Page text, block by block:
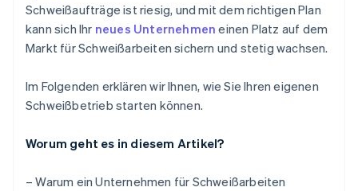
Schweißaufträge ist riesig, und mit dem richtigen Plan
kann sich Ihr neues Unternehmen einen Platz auf dem
Markt für Schweißarbeiten sichern und stetig wachsen.
Im Folgenden erklären wir Ihnen, wie Sie Ihren eigenen
Schweißbetrieb starten können.
Worum geht es in diesem Artikel?
– Warum ein Unternehmen für Schweißarbeiten